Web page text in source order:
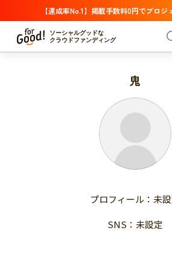
【達成率No.1】掲載手数料0円でプロジ
ソーシャルグッドな
クラウドファンディング
プロジェクトからさがす 注目
終
国
子
支援金額が多い
終了日が近い
カテゴリーからさがす
医療・福祉
子ども・
人権・マイノリテ
鬼
プロフィール：未
SNS：未設定